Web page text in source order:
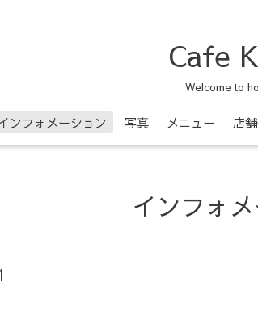
Cafe
Welcome to
ンフォメーション 写真 メニュー 店
インフォ